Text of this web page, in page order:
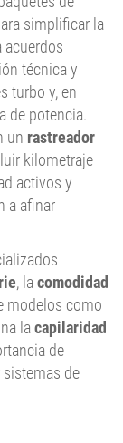
simplificar la
acuerdos
técnica y
turbo y, en
de potencia.
un rastreador
kilometraje
activos y
a afinar
, la comodidad
modelos como
la capilaridad
de
de